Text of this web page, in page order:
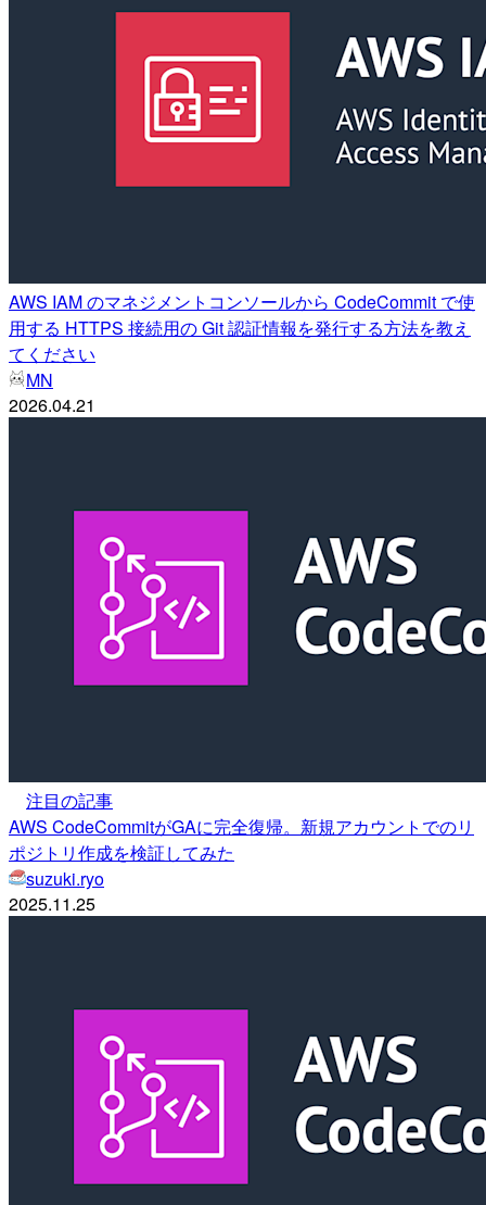
AWS IAM のマネジメントコンソールから CodeCommit で使
用する HTTPS 接続用の Git 認証情報を発行する方法を教え
てください
MN
2026.04.21
注目の記事
AWS CodeCommitがGAに完全復帰。新規アカウントでのリ
ポジトリ作成を検証してみた
suzuki.ryo
2025.11.25